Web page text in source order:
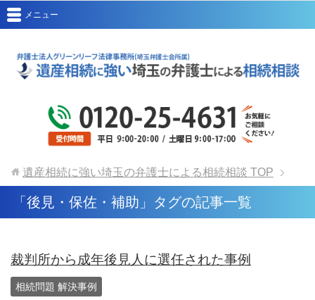
メニュー
遺産相続に強い埼玉の弁護士による相続相談 TOP
「後見・保佐・補助」タグの記事一覧
裁判所から成年後見人に選任された事例
相続問題 解決事例